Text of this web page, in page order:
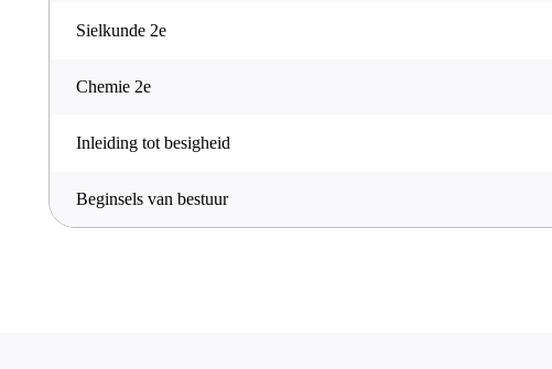
Sielkunde 2e
Chemie 2e
Inleiding tot besigheid
Beginsels van bestuur